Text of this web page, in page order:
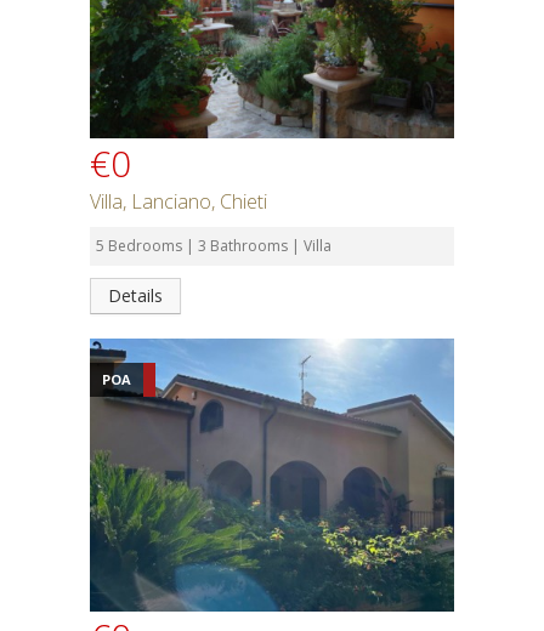
€0
Villa, Lanciano, Chieti
5 Bedrooms | 3 Bathrooms | Villa
Details
POA